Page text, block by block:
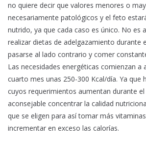
no quiere decir que valores menores o
necesariamente patológicos y el feto
nutrido, ya que cada caso es único. No es
realizar dietas de adelgazamiento durante
pasarse al lado contrario y comer
Las necesidades energéticas comienzan a
cuarto mes unas 250-300 Kcal/día. Ya que
cuyos requerimientos aumentan durante
aconsejable concentrar la calidad
que se eligen para así tomar más
incrementar en exceso las calorías.